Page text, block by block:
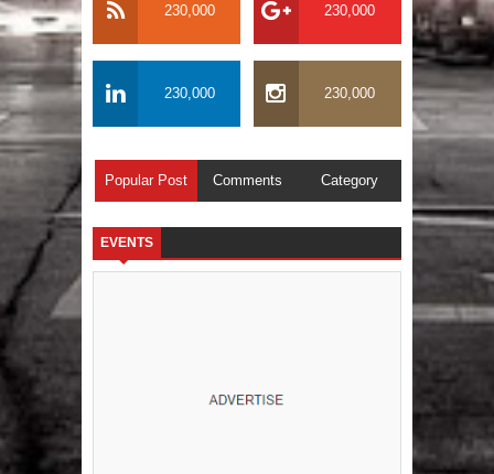
230,000 230,000
230,000 230,000
Popular Post Comments Category
EVENTS